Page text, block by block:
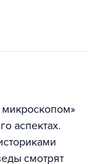
аспектах.
смотрят